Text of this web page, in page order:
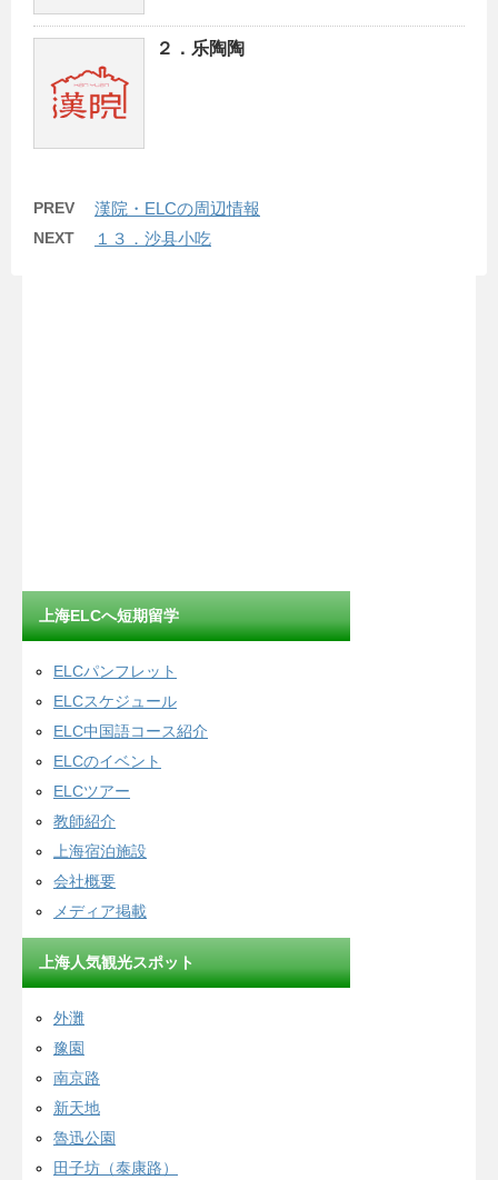
２．乐陶陶
PREV 漢院・ELCの周辺情報
NEXT １３．沙县小吃
上海ELCへ短期留学
ELCパンフレット
ELCスケジュール
ELC中国語コース紹介
ELCのイベント
ELCツアー
教師紹介
上海宿泊施設
会社概要
メディア掲載
上海人気観光スポット
外灘
豫園
南京路
新天地
魯迅公園
田子坊（泰康路）